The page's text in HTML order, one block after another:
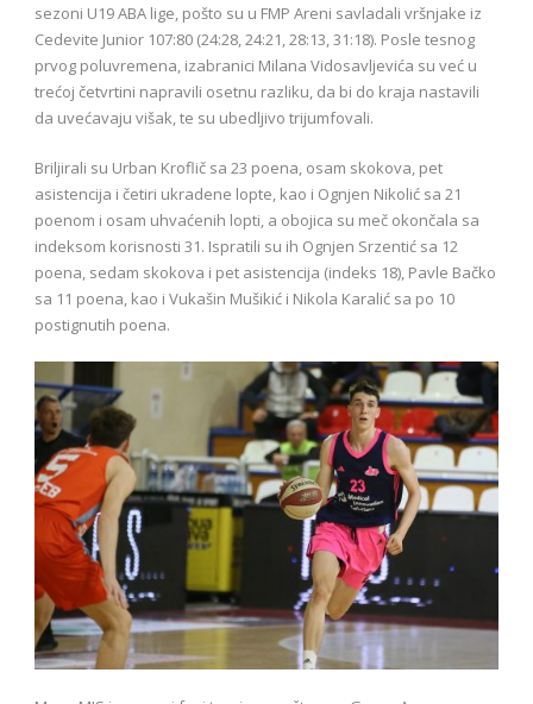
sezoni U19 ABA lige, pošto su u FMP Areni savladali vršnjake iz
Cedevite Junior 107:80 (24:28, 24:21, 28:13, 31:18). Posle tesnog
prvog poluvremena, izabranici Milana Vidosavljevića su već u
trećoj četvrtini napravili osetnu razliku, da bi do kraja nastavili
da uvećavaju višak, te su ubedljivo trijumfovali.
Briljirali su Urban Kroflič sa 23 poena, osam skokova, pet
asistencija i četiri ukradene lopte, kao i Ognjen Nikolić sa 21
poenom i osam uhvaćenih lopti, a obojica su meč okončala sa
indeksom korisnosti 31. Ispratili su ih Ognjen Srzentić sa 12
poena, sedam skokova i pet asistencija (indeks 18), Pavle Bačko
sa 11 poena, kao i Vukašin Mušikić i Nikola Karalić sa po 10
postignutih poena.